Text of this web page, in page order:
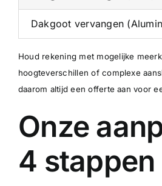
Dakgoot vervangen
Houd rekening met mogelijke
hoogteverschillen of complexe
daarom altijd een offerte aan voor
Onze
4 stappen